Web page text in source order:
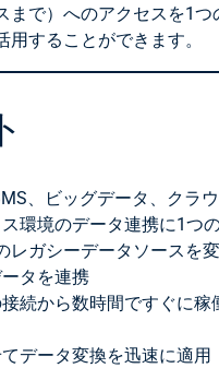
まで）へのアクセスを1
することができます。
、ビッグデータ、クラ
環境のデータ連携に1つ
レガシーデータソースを
タを連携
続から数時間ですぐに稼
データ変換を迅速に適用